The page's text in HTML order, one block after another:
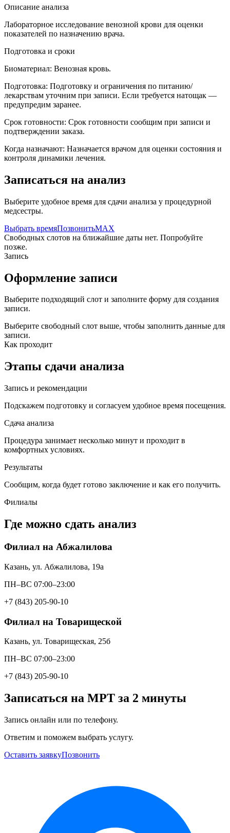
Описание анализа
Лабораторное исследование венозной крови для оценки
показателей по назначению врача.
Подготовка и сроки
Биоматериал: Венозная кровь.
Подготовка: Подготовку и ограничения по питанию/
лекарствам уточним при записи. Если требуется натощак —
предупредим заранее.
Срок готовности: Срок готовности сообщим при записи и
подтверждении заказа.
Когда назначают: Назначается врачом для оценки состояния и
контроля динамики лечения.
Записаться на анализ
Выберите удобное время для сдачи анализа у процедурной
медсестры.
Выбрать времяПозвонитьMAX
Свободных слотов на ближайшие даты нет. Попробуйте
позже.
Запись
Оформление записи
Выберите подходящий слот и заполните форму для создания
записи.
Выберите свободный слот выше, чтобы заполнить данные для
записи.
Как проходит
Этапы сдачи анализа
Запись и рекомендации
Подскажем подготовку и согласуем удобное время посещения.
Сдача анализа
Процедура занимает несколько минут и проходит в
комфортных условиях.
Результаты
Сообщим, когда будет готово заключение и как его получить.
Филиалы
Где можно сдать анализ
Филиал на Абжалилова
Казань, ул. Абжалилова, 19а
ПН–ВС 07:00–23:00
+7 (843) 205-90-10
Филиал на Товарищеской
Казань, ул. Товарищеская, 25б
ПН–ВС 07:00–23:00
+7 (843) 205-90-10
Записаться на МРТ за 2 минуты
Запись онлайн или по телефону.
Ответим и поможем выбрать услугу.
Оставить заявкуПозвонить